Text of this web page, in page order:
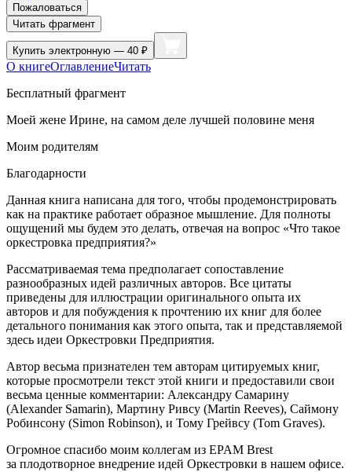
Пожаловаться
Читать фрагмент
Купить электронную — 40 ₽
О книгеОглавлениеЧитать
Бесплатный фрагмент
Моей жене Ирине, на самом деле лучшей половине меня
Моим родителям
Благодарности
Данная книга написана для того, чтобы продемонстрировать
как на практике работает образное мышление. Для полноты
ощущений мы будем это делать, отвечая на вопрос «Что такое
оркестровка предприятия?»
Рассматриваемая тема предполагает сопоставление
разнообразных идей различных авторов. Все цитаты
приведены для иллюстрации оригинального опыта их
авторов и для побуждения к прочтению их книг для более
детального понимания как этого опыта, так и представляемой
здесь идеи Оркестровки Предприятия.
Автор весьма признателен тем авторам цитируемых книг,
которые просмотрели текст этой книги и предоставили свои
весьма ценные комментарии: Александру Самарину
(Alexander Samarin), Мартину Ривсу (Martin Reeves), Саймону
Робинсону (Simon Robinson), и Тому Грейвсу (Tom Graves).
Огромное спасибо моим коллегам из EPAM Brest
за плодотворное внедрение идей Оркестровки в нашем офисе.